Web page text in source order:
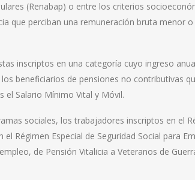
(Renabap) o entre los criterios
que perciban una remuneración bruta menor
inscriptos en una categoría cuyo ingreso
beneficiarios de pensiones no contributivas
el Salario Mínimo Vital y Móvil.
sociales, los trabajadores inscriptos en el
Régimen Especial de Seguridad Social para
de Pensión Vitalicia a Veteranos de